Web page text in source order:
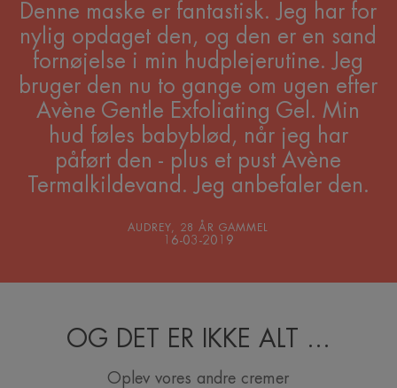
Denne maske er fantastisk. Jeg har for
nylig opdaget den, og den er en sand
fornøjelse i min hudplejerutine. Jeg
bruger den nu to gange om ugen efter
Avène Gentle Exfoliating Gel. Min
hud føles babyblød, når jeg har
påført den - plus et pust Avène
Termalkildevand. Jeg anbefaler den.
AUDREY, 28 ÅR GAMMEL
16-03-2019
OG DET ER IKKE ALT ...
Oplev vores andre cremer